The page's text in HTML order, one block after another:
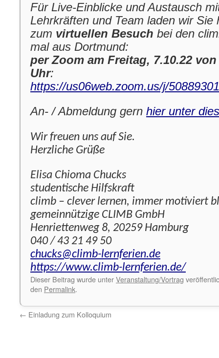
Für Live-Einblicke und Austausch
Lehrkräften und Team laden wir Sie
zum virtuellen Besuch bei den
mal aus Dortmund:
per Zoom am Freitag, 7.10.22
Uhr:
https://us06web.zoom.us/j/
An- / Abmeldung gern hier unter
Wir freuen uns auf Sie.
Herzliche Grüße
Elisa Chioma Chucks
studentische Hilfskraft
climb – clever lernen, immer motiviert
gemeinnützige CLIMB GmbH
Henriettenweg 8, 20259 Hamburg
040 / 43 21 49 50
chucks@climb-lernferien.de
https://www.climb-lernferien.de/
Dieser Beitrag wurde unterVeranstaltung/Vortrag
den Permalink.
← Einladung zum Kolloquium